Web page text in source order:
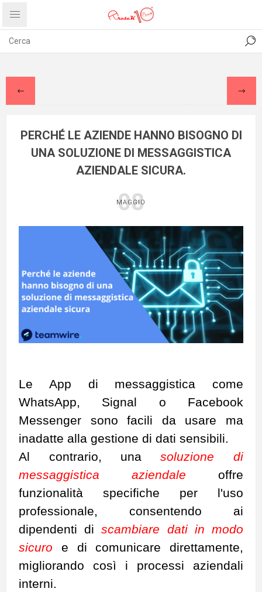
PRIVACY ABOUT US
PERCHÉ LE AZIENDE HANNO BISOGNO DI
UNA SOLUZIONE DI MESSAGGISTICA
AZIENDALE SICURA.
08
MAGGIO
Le App di messaggistica come
WhatsApp, Signal o Facebook
Messenger sono facili da usare ma
inadatte alla gestione di dati sensibili.
Al contrario, unasoluzione di
messaggistica aziendale offre
funzionalità specifiche per l'uso
professionale, consentendo ai
dipendenti discambiare dati in modo
sicuro e di comunicare direttamente,
migliorando così i processi aziendali
interni.